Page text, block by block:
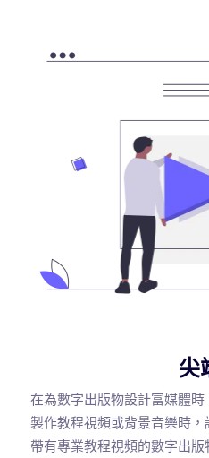
尖
在為數字出版物設計富媒體
製作教程視頻或背景音樂時，
帶有專業教程視頻的數字出